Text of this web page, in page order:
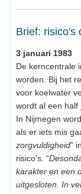
Brief: risico's
3 januari 1983
De kerncentrale
worden. Bij het
voor koelwater
wordt al een half
In Nijmegen
als er iets mis
zorgvuldigheid”
risico’s. “
karakter en een
uitgesloten. In